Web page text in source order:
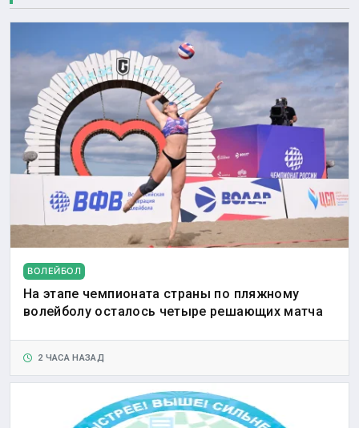
ВОЛЕЙБОЛ
На этапе чемпионата страны по пляжному
волейболу осталось четыре решающих матча
2 ЧАСА НАЗАД